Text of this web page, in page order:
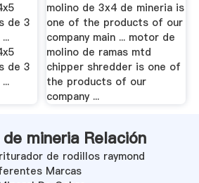
de 3
de 3
molino de 3x4 de mineria is
one of the products of our
company main ... motor de
molino de ramas mtd
chipper shredder is one of
the products of our
company ...
mineria Relación
de rodillos raymond
Marcas